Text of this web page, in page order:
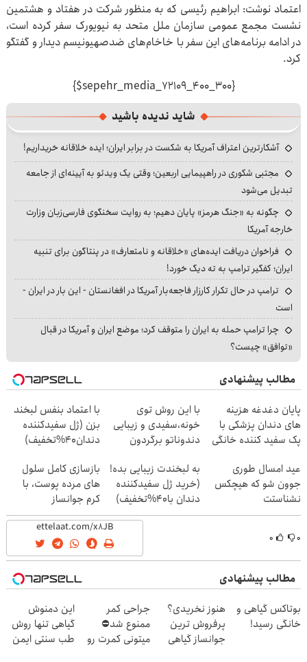
اعتماد نوشت: ابراهیم رئیسی که به منظور شرکت در هفتاد و هشتمین
نشست مجمع عمومی سازمان ملل متحد به نیویورک سفر کرده است،
در ادامه برنامه‌های این سفر با خاخام‌های ضدصهیونیسم دیدار و گفتگو
کرد.
{$sepehr_media_72109_400_300}
شاید ندیده باشید
آشکارترین اعتراف آمریکا به شکست در برابر ایران؛ ایده خلاقانه خریداریم!
مجتبی شکوری در راهپیمایی اربعین؛ وقتی یک ویدئو به آیینه‌ای از جامعه
تبدیل می‌شود
چگونه به «جنگ هرمز» پایان دهیم؛ به روایت سخنگوی فارسی‌زبان وزارت
خارجه آمریکا
فراخوان دریافت ایده‌های «خلاقانه و نامتعارف» در پنتاگون برای تنبیه
ایران؛ کفگیر ترامپ به ته دیگ خورد!
ترامپ در حال تکرار کارزار فاجعه‌بار آمریکا در افغانستان - این بار در ایران -
است
چرا ترامپ حمله به ایران را متوقف کرد؛ موضع ایران و آمریکا در قبال
«توافق» چیست؟
مطالب پیشنهادی
پایان دغدغه هزینه
های دندان پزشکی با
پک سفید کننده خانگی
با این روش توی
خونه،سفیدی و زیبایی
دندوناتو برگردون
با اعتماد بنفس لبخند
بزن (ژل سفیدکننده
دندان40%تخفیف)
عید امسال طوری
جوون شو که هیچکس
نشناستت
به لبخندت زیبایی بده!
(خرید ژل سفیدکننده
دندان با40%تخفیف)
بازسازی کامل سلول
های مرده پوست، با
کرم جوانساز
جلبک(50% تخفیف)
۰ ۰
مطالب پیشنهادی
بوتاکس گیاهی و
خانگی رسید!
هنوز نخریدی؟
پرفروش ترین
جوانساز گیاهی
جراحی کمر
ممنوع شد⛔
میتونی کمرت رو
این دمنوش
گیاهی تنها روش
طب سنتی ایمن